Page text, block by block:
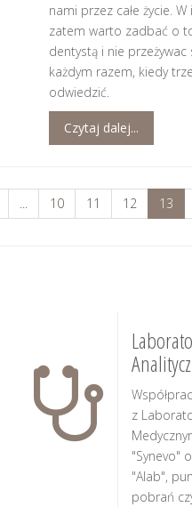
nami przez całe życie.
zatem warto zadbać o
dentystą i nie
każdym razem, kiedy
odwiedzić.
Czytaj dalej...
... 10 11 12 13
z
"Synevo"
"Alab",
pobrań